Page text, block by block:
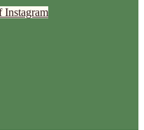
Instagram